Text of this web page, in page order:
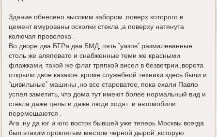
Здание обнесено высоким забором ,поверх которого в
цемент вмурованы осколки стекла ,а поверху натянута
колючая проволока .
Во дворе два БТРа два БМД, пять "уазов" размалеванные
столь же аляповато и снабженные теми же красными
флажками, такой же флаг тряпкой висел в безветрии ,ворота
открыли двое казаков ,кроме служебной техники здесь были и
"цивильные" машины ,но все староватое, пока ехали Павло
успел заметить, что дома тут имеют более нормальный вид и
стекла даже целы и даже люди ходят. и автомобили
перемещаются .
Ага ,ну да юг и юго восток бывшей уже теперь Москвы всегда
был этаким проклятым местом черной дырой ,которую